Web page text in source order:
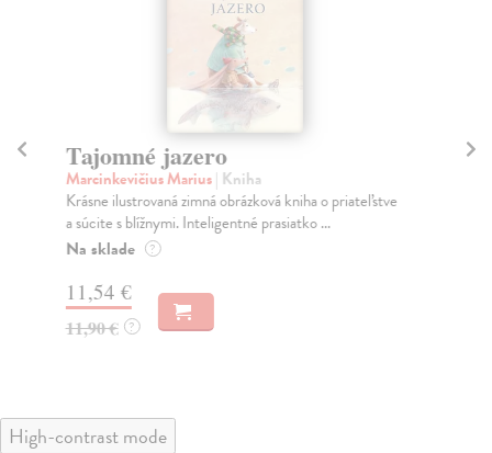
Tajomné jazero
Marcinkevičius Marius| Kniha
Krásne ilustrovaná zimná obrázková kniha o priateľstve
a súcite s blížnymi. Inteligentné prasiatko ...
Na sklade ?
11,54 €
11,90 € ?
High-contrast mode